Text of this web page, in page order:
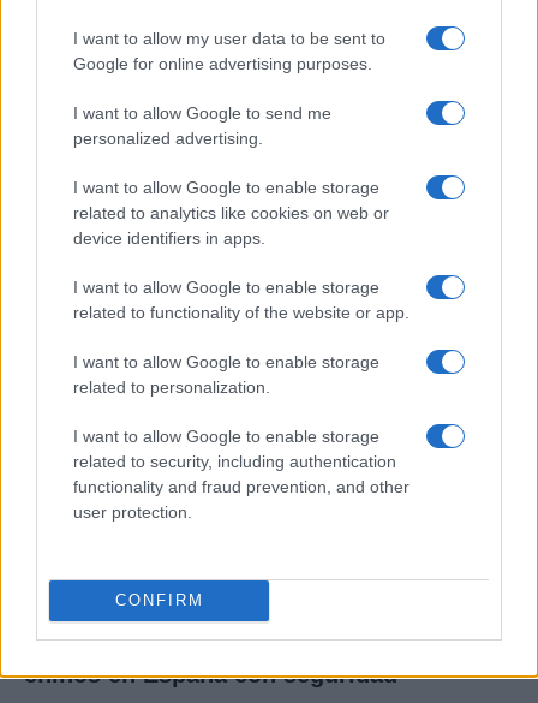
I want to allow my user data to be sent to
Google for online advertising purposes.
I want to allow Google to send me
personalized advertising.
I want to allow Google to enable storage
related to analytics like cookies on web or
device identifiers in apps.
I want to allow Google to enable storage
related to functionality of the website or app.
I want to allow Google to enable storage
related to personalization.
I want to allow Google to enable storage
related to security, including authentication
functionality and fraud prevention, and other
user protection.
CONFIRM
Los coches más buscados
Guía definitiva para comprar coches
chinos en España con seguridad